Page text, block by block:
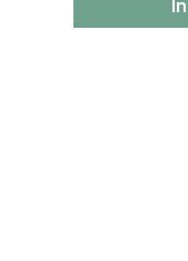
Süßspeisen,
Geschmack
und
Destillation